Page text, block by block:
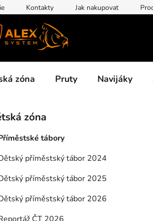
Kontakty Jak nakupovat
zóna Pruty Navijáky
zóna
tábory
příměstský tábor 2024
příměstský tábor 2025
příměstský tábor 2026